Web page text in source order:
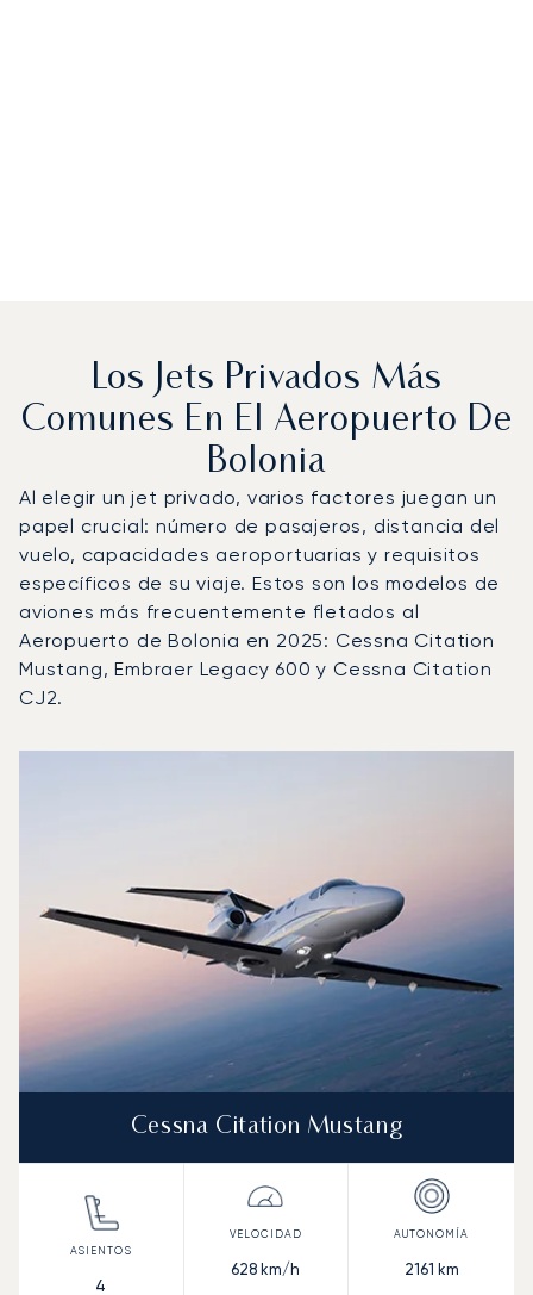
Los Jets Privados Más
Comunes En El Aeropuerto De
Bolonia
Al elegir un jet privado, varios factores juegan un
papel crucial: número de pasajeros, distancia del
vuelo, capacidades aeroportuarias y requisitos
específicos de su viaje. Estos son los modelos de
aviones más frecuentemente fletados al
Aeropuerto de Bolonia en 2025: Cessna Citation
Mustang, Embraer Legacy 600 y Cessna Citation
CJ2.
Cessna Citation Mustang
4
628 km/h 2161 km